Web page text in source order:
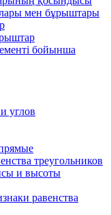
мен бұрыштары
бойынша
углов
треугольников
и высоты
равенства